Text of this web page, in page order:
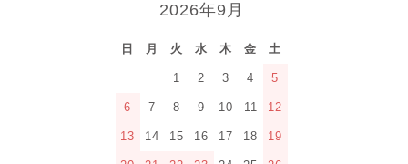
2026年9月
日 月 火 水 木 金 土
1 2 3 4 5
6 7 8 9 10 11 12
13 14 15 16 17 18 19